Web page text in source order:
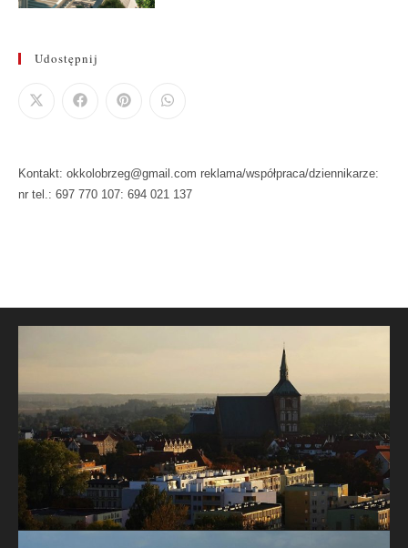
Udostępnij
Kontakt: okkolobrzeg@gmail.com reklama/współpraca/dziennikarze:
nr tel.: 697 770 107: 694 021 137